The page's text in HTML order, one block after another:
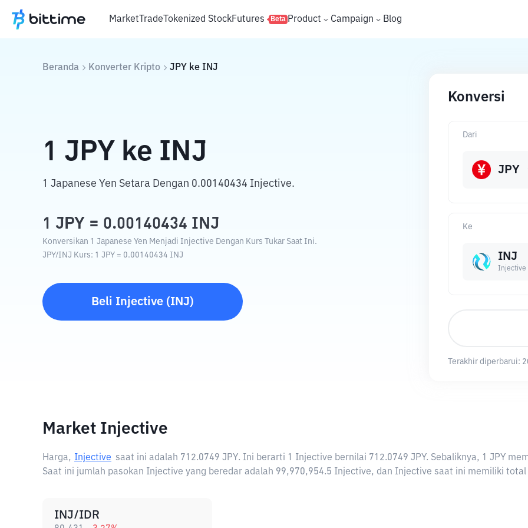
MarketTradeTokenized StockFutures Beta Product Campaign Blog
Beranda Konverter Kripto JPY ke INJ
1 JPY ke INJ
1 Japanese Yen Setara Dengan 0.00140434 Injective.
1 JPY = 0.00140434 INJ
Konversikan 1 Japanese Yen Menjadi Injective Dengan Kurs Tukar Saat Ini.
JPY/INJ Kurs: 1 JPY = 0.00140434 INJ
Beli Injective (INJ)
Konversi
Ke
INJ
Injective
Dari
JPY
Terakhir diperbarui:
Market Injective
Harga, Injective saat ini adalah 712.0749 JPY. Ini berarti 1 Injective bernilai 712.0749 JPY. Sebaliknya, 1 JPY
Saat ini jumlah pasokan Injective yang beredar adalah 99,970,954.5 Injective, dan Injective saat ini memiliki
INJ/IDR